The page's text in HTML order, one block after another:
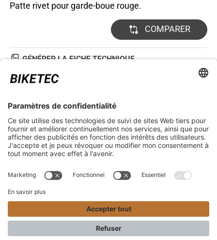
Patte rivet pour garde-boue rouge.
COMPARER
GÉNÉRER LA FICHE TECHNIQUE
DÉTAILS TECHNIQUES